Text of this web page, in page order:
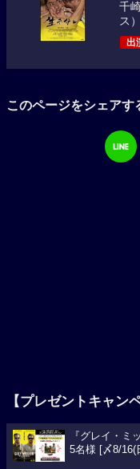
千
ス
出
このページをシェアす
【プレゼントキャン
『グレイ・ミ
5名様 [〆8/16(